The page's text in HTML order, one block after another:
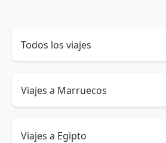
Todos los viajes
Viajes a Marruecos
Viajes a Egipto